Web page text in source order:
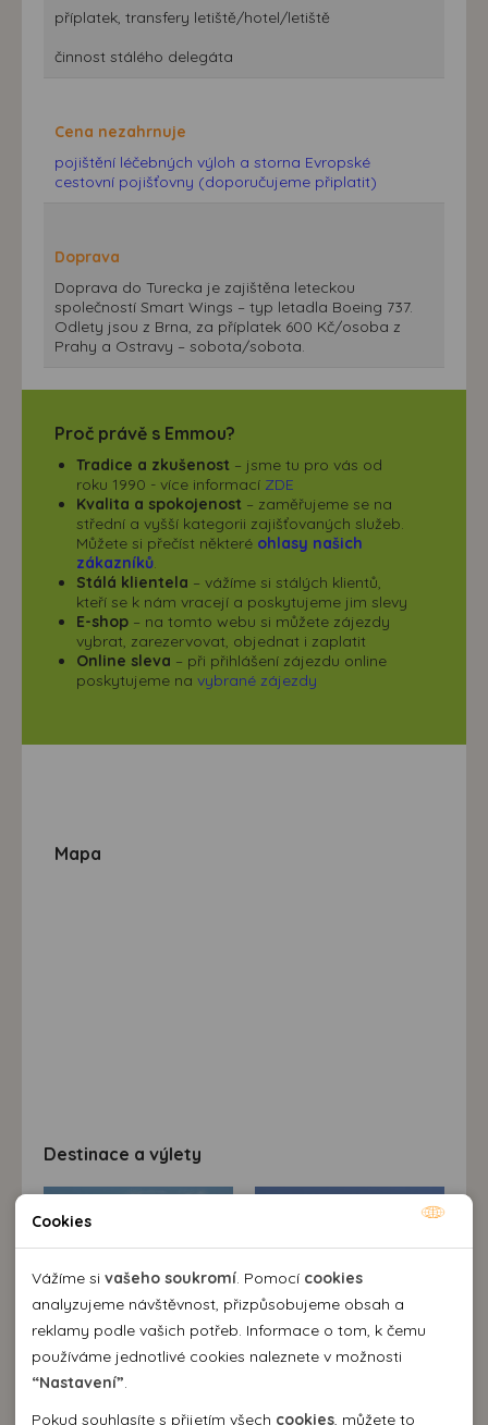
příplatek, transfery letiště/hotel/letiště
činnost stálého delegáta
Cena nezahrnuje
pojištění léčebných výloh a storna Evropské
cestovní pojišťovny (doporučujeme připlatit)
Doprava
Doprava do Turecka je zajištěna leteckou
společností Smart Wings – typ letadla Boeing 737.
Odlety jsou z Brna, za příplatek 600 Kč/osoba z
Prahy a Ostravy – sobota/sobota.
Proč právě s Emmou?
Tradice a zkušenost – jsme tu pro vás od
roku 1990 - více informací ZDE
Kvalita a spokojenost – zaměřujeme se na
střední a vyšší kategorii zajišťovaných služeb.
Můžete si přečíst některé ohlasy našich
zákazníků.
Stálá klientela – vážíme si stálých klientů,
kteří se k nám vracejí a poskytujeme jim slevy
E-shop – na tomto webu si můžete zájezdy
vybrat, zarezervovat, objednat i zaplatit
Online sleva – při přihlášení zájezdu online
poskytujeme na vybrané zájezdy
Mapa
Destinace a výlety
Cookies
Vážíme si vašeho soukromí. Pomocí cookies
analyzujeme návštěvnost, přizpůsobujeme obsah a
reklamy podle vašich potřeb. Informace o tom, k čemu
používáme jednotlivé cookies naleznete v možnosti
“Nastavení”.
Pokud souhlasíte s přijetím všech cookies, můžete to
Nutné cookies pomáhají, aby byla webová stránka
použitelná tak, že umožní základní funkce jako navigace
stránky a přístup k zabezpečeným sekcím webové stránky.
Webová stránka nemůže správně fungovat bez těchto
cookies.